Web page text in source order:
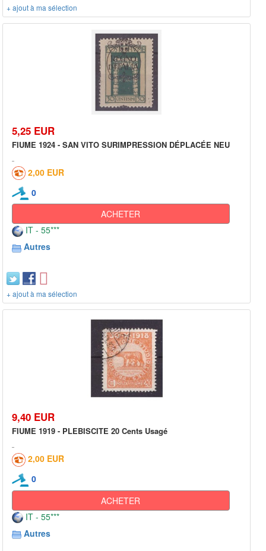
+ ajout à ma sélection
5,25 EUR
FIUME 1924 - SAN VITO SURIMPRESSION DÉPLACÉE NEU
2,00 EUR
0
ACHETER
IT - 55***
Autres
+ ajout à ma sélection
9,40 EUR
FIUME 1919 - PLEBISCITE 20 Cents Usagé
2,00 EUR
0
ACHETER
IT - 55***
Autres